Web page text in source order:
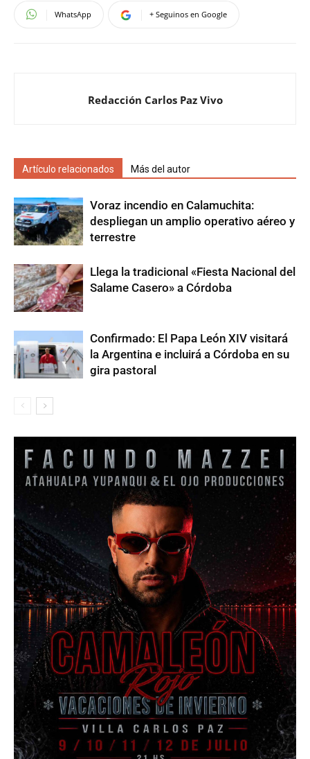
WhatsApp + Seguinos en Google
Redacción Carlos Paz Vivo
Artículo relacionados Más del autor
Voraz incendio en Calamuchita:
despliegan un amplio operativo aéreo y
terrestre
Llega la tradicional «Fiesta Nacional del
Salame Casero» a Córdoba
Confirmado: El Papa León XIV visitará
la Argentina e incluirá a Córdoba en su
gira pastoral